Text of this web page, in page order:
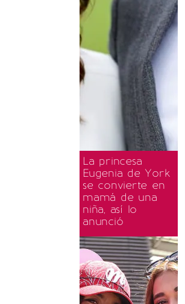
La princesa
Eugenia de York
se convierte en
mamá de una
niña, así lo
anunció